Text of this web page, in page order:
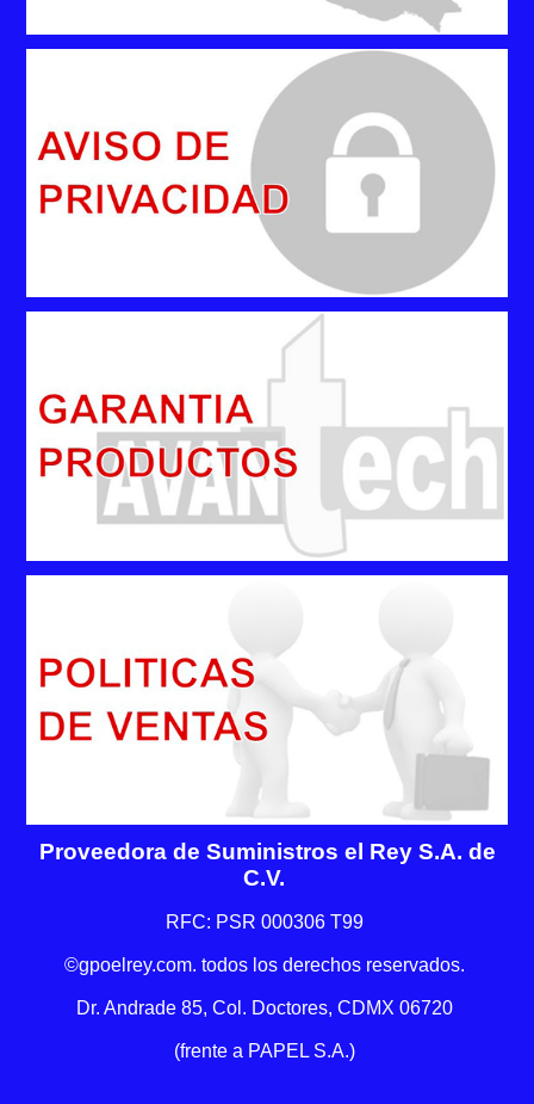
Proveedora de Suministros el Rey S.A. de
C.V.
RFC: PSR 000306 T99
©gpoelrey.com. todos los derechos reservados.
Dr. Andrade 85, Col. Doctores, CDMX 06720
(frente a PAPEL S.A.)